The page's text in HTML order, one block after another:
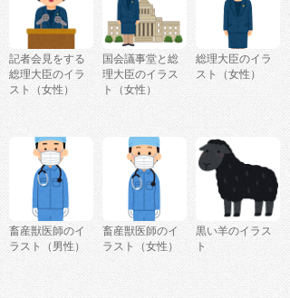
記者会見をする
総理大臣のイラ
スト（女性）
国会議事堂と総
理大臣のイラス
ト（女性）
総理大臣のイラ
スト（女性）
畜産獣医師のイ
ラスト（男性）
畜産獣医師のイ
ラスト（女性）
黒い羊のイラス
ト